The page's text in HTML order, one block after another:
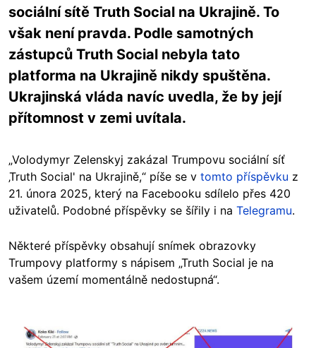
sociální sítě Truth Social na Ukrajině. To
však není pravda. Podle samotných
zástupců Truth Social nebyla tato
platforma na Ukrajině nikdy spuštěna.
Ukrajinská vláda navíc uvedla, že by její
přítomnost v zemi uvítala.
„Volodymyr Zelenskyj zakázal Trumpovu sociální síť
‚Truth Social' na Ukrajině,“ píše se v tomto příspěvku z
21. února 2025, který na Facebooku sdílelo přes 420
uživatelů. Podobné příspěvky se šířily i na Telegramu.
Některé příspěvky obsahují snímek obrazovky
Trumpovy platformy s nápisem „Truth Social je na
vašem území momentálně nedostupná“.
Image